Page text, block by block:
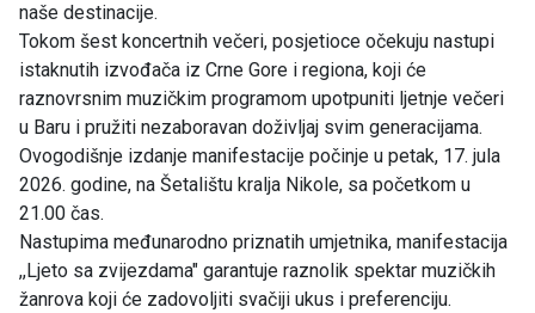
naše destinacije.
Tokom šest koncertnih večeri, posjetioce očekuju nastupi
istaknutih izvođača iz Crne Gore i regiona, koji će
raznovrsnim muzičkim programom upotpuniti ljetnje večeri
u Baru i pružiti nezaboravan doživljaj svim generacijama.
Ovogodišnje izdanje manifestacije počinje u petak, 17. jula
2026. godine, na Šetalištu kralja Nikole, sa početkom u
21.00 čas.
Nastupima međunarodno priznatih umjetnika, manifestacija
,,Ljeto sa zvijezdama" garantuje raznolik spektar muzičkih
žanrova koji će zadovoljiti svačiji ukus i preferenciju.